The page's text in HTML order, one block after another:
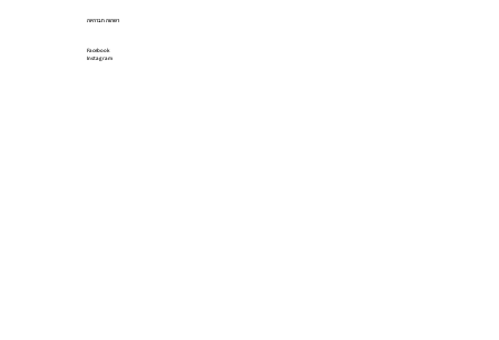
רשתות חברתיות
Facebook
Instagram